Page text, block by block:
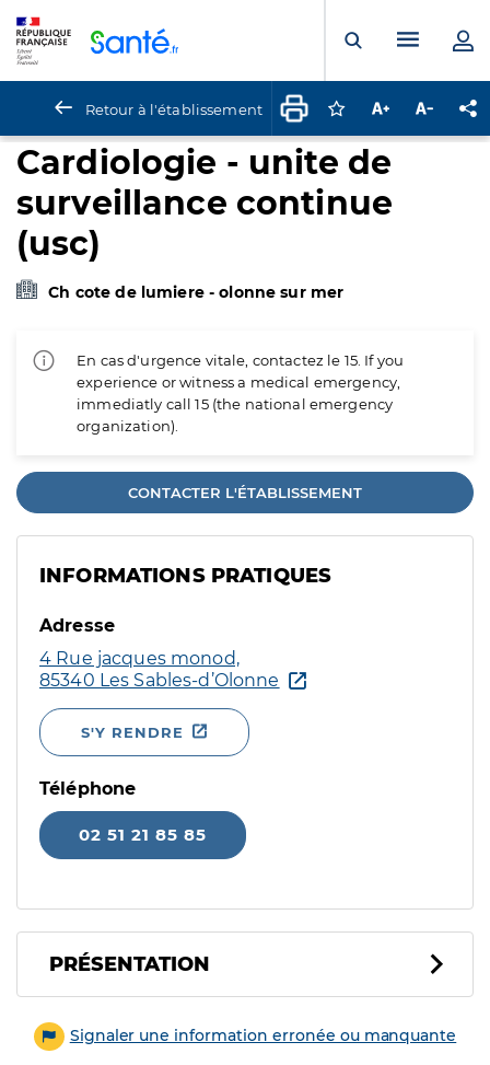
Ouvrir laMenu
Retour à l'établissement Connectez-vous
Augmenter la
Cardiologie - unite de
surveillance continue
(usc)
Ch cote de lumiere - olonne sur mer
En cas d'urgence vitale, contactez le 15. If you
experience or witness a medical emergency,
immediatly call 15 (the national emergency
organization).
CONTACTER L'ÉTABLISSEMENT
INFORMATIONS PRATIQUES
Adresse
4 Rue jacques monod,
85340 Les Sables-d’Olonne
S'Y RENDRE
Téléphone
02 51 21 85 85
PRÉSENTATION
Signaler une information erronée ou manquante